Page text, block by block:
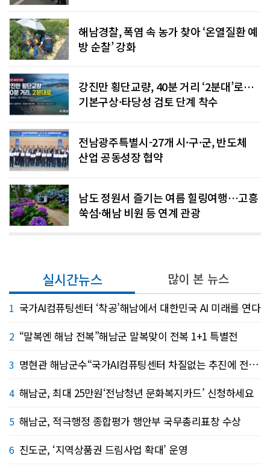
해남경찰, 폭염 속 농가 찾아 ‘온열질환 예
방 순찰’ 강화
강진만 횡단교량, 40분 거리 ‘2분대’로…
기본구상·타당성 검토 단계 착수
전남광주특별시-27개 시·구·군, 반도체
산업 공동성장 협약
남도 정원서 즐기는 여름 힐링여행…고흥
쑥섬·해남 비원 등 연계 관광
실시간뉴스 많이 본 뉴스
1 국가AI컴퓨팅센터 ‘착공’해남에서 대한민국 AI 미래를 연다
2 “말복엔 해남 전복”해남군 말복맞이 전복 1+1 특별전
3 명현관 해남군수“국가AI컴퓨팅센터 차질없는 추진에 전력 지원”
4 해남군, 최대 25만원‘전남청년 문화복지카드’ 신청하세요
5 해남군, 적극행정 종합평가 행안부 국무총리표창 수상
6 진도군, ‘지역상품권 드림사업 확대’ 운영